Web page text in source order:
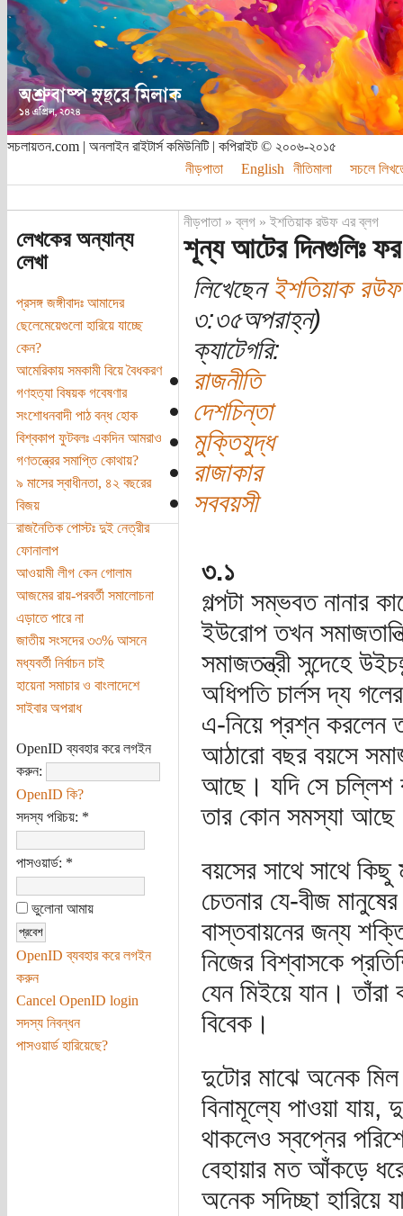
সচলায়তন.com | অনলাইন রাইটার্স কমিউনিটি | কপিরাইট © ২০০৬-২০১৫
নীড়পাতা
English নীতিমালা সচলে
লেখকের অন্যান্য
লেখা
প্রসঙ্গ জঙ্গীবাদঃ আমাদের
ছেলেমেয়েগুলো হারিয়ে যাচ্ছে
কেন?
আমেরিকায় সমকামী বিয়ে বৈধকরণ
গণহত্যা বিষয়ক গবেষণার
সংশোধনবাদী পাঠ বন্ধ হোক
বিশ্বকাপ ফুটবলঃ একদিন আমরাও
গণতন্ত্রের সমাপ্তি কোথায়?
৯ মাসের স্বাধীনতা, ৪২ বছরের
বিজয়
রাজনৈতিক পোস্টঃ দুই নেত্রীর
ফোনালাপ
আওয়ামী লীগ কেন গোলাম
আজমের রায়-পরবর্তী সমালোচনা
এড়াতে পারে না
জাতীয় সংসদের ৩৩% আসনে
মধ্যবর্তী নির্বাচন চাই
হায়েনা সমাচার ও বাংলাদেশে
সাইবার অপরাধ
OpenID ব্যবহার করে লগইন
করুন:
OpenID কি?
সদস্য পরিচয়: *
পাসওয়ার্ড: *
ভুলোনা আমায়
OpenID ব্যবহার করে লগইন
করুন
Cancel OpenID login
সদস্য নিবন্ধন
পাসওয়ার্ড হারিয়েছে?
নীড়পাতা»ব্লগ» ইশতিয়াক রউফ এর ব্লগ
শূন্য আটের দিনগুলিঃ
লিখেছেনইশতিয়াক রউফ
৩:৩৫অপরাহ্ন)
ক্যাটেগরি:
রাজনীতি
দেশচিন্তা
মুক্তিযুদ্ধ
রাজাকার
সববয়সী
৩.১
গল্পটা সম্ভবত নানার
ইউরোপ তখন
সমাজতন্ত্রী সন্দেহে
অধিপতি চার্লস দ্য
এ-নিয়ে প্রশ্ন করলেন
আঠারো বছর বয়সে
আছে। যদি সে চল্লিশ
তার কোন সমস্যা
বয়সের সাথে সাথে
চেতনার যে-বীজ
বাস্তবায়নের জন্য
নিজের বিশ্বাসকে
যেন মিইয়ে যান।
বিবেক।
দুটোর মাঝে অনেক মিল
বিনামূল্যে পাওয়া যায়,
থাকলেও স্বপ্নের
বেহায়ার মত আঁকড়ে
অনেক সদিচ্ছা হারিয়ে